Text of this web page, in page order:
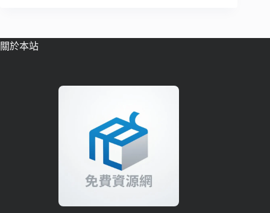
關於本站